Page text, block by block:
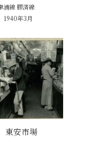
浦線 膠済線
1940年3月
安市場